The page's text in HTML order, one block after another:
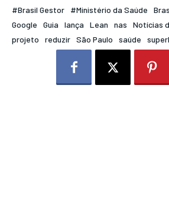
#Brasil Gestor #Ministério da Saúde
Google
Guia lança Lean nas Notícias
projeto
reduzir São Paulo saúde